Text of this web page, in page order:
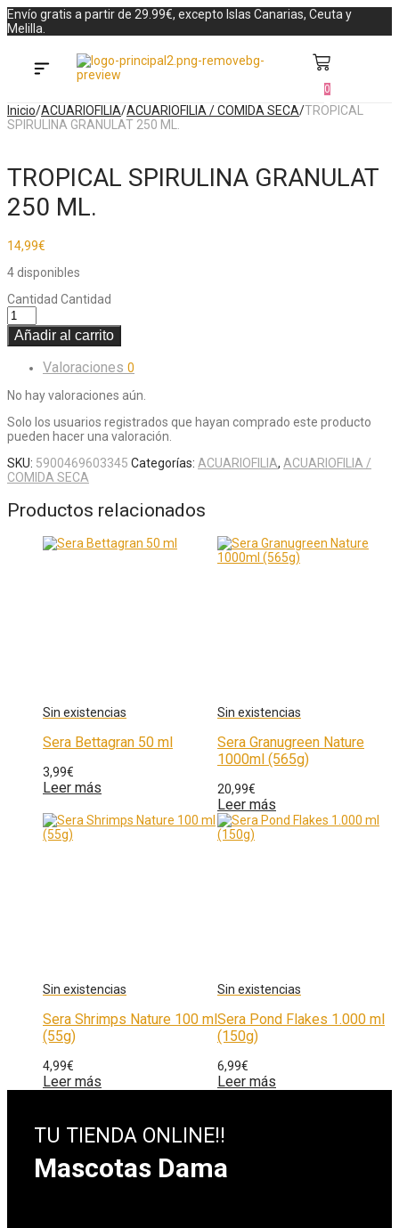
Envío gratis a partir de 29.99€, excepto Islas Canarias, Ceuta y
Melilla.
0
Inicio/ACUARIOFILIA/ACUARIOFILIA / COMIDA SECA/TROPICAL
SPIRULINA GRANULAT 250 ML.
TROPICAL SPIRULINA GRANULAT
250 ML.
14,99€
4 disponibles
Cantidad Cantidad
Añadir al carrito
Valoraciones 0
No hay valoraciones aún.
Solo los usuarios registrados que hayan comprado este producto
pueden hacer una valoración.
SKU: 5900469603345 Categorías: ACUARIOFILIA, ACUARIOFILIA /
COMIDA SECA
Productos relacionados
Sera Bettagran 50 ml
3,99€
Leer más
Sera Granugreen Nature
1000ml (565g)
20,99€
Leer más
Sera Shrimps Nature 100 ml
(55g)
4,99€
Leer más
Sera Pond Flakes 1.000 ml
(150g)
6,99€
Leer más
TU TIENDA ONLINE!!
Mascotas Dama